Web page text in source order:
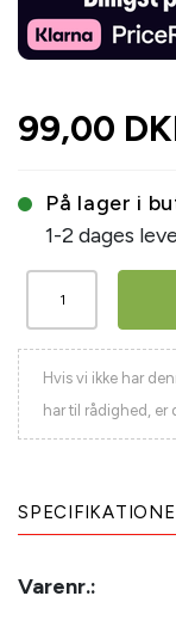
99,00
På lager i
1-2 dages
Hvis vi ikke har
har til rådighed, er
Varenr.: